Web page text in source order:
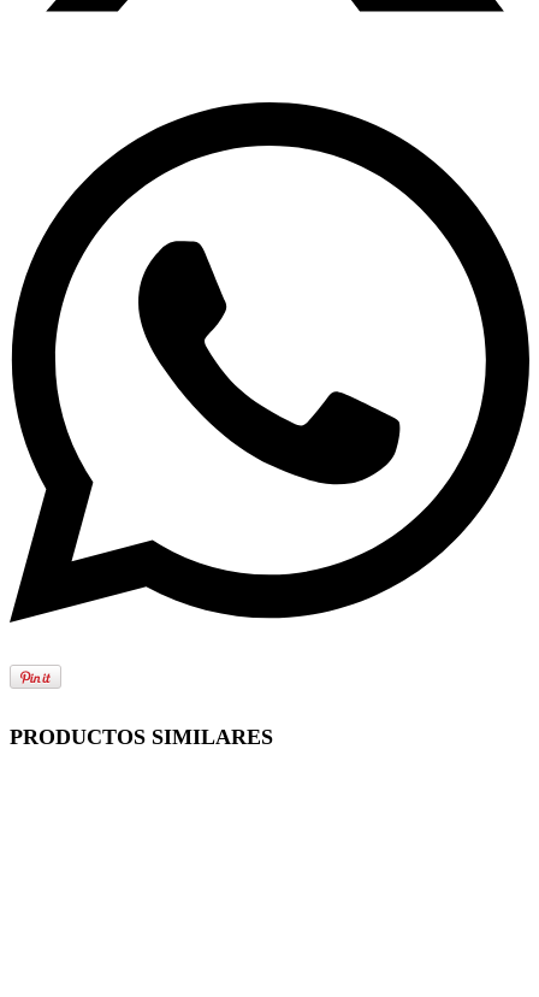
PRODUCTOS SIMILARES